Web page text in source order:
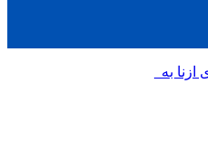
ازنا به مناسب_